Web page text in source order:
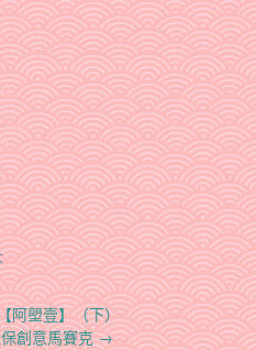
阿塱壹】（下）
創意馬賽克→